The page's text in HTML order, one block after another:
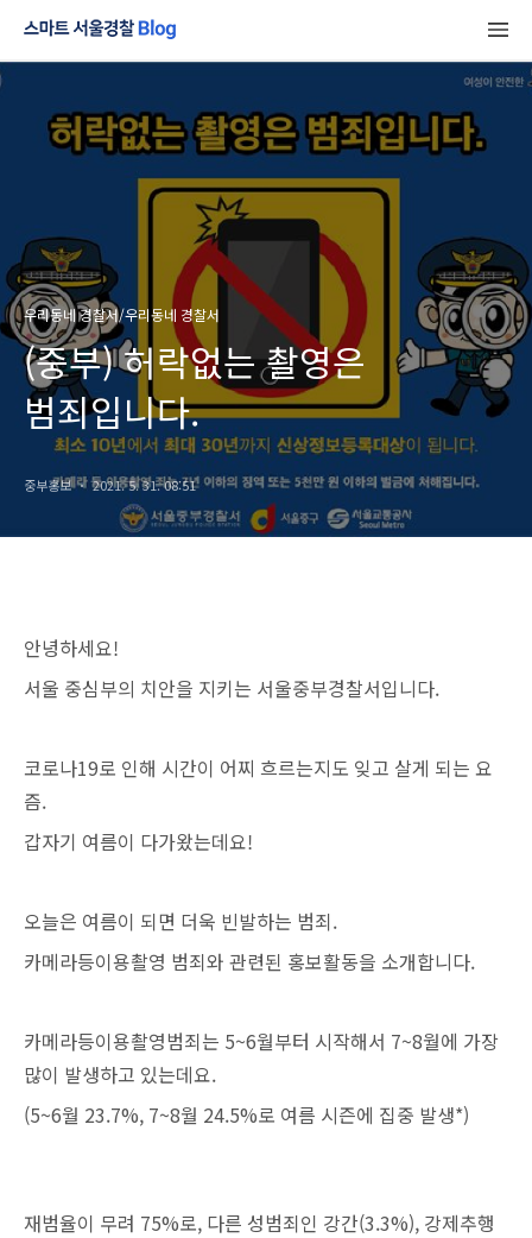
우리동네 경찰서/우리동네 경찰서
(중부) 허락없는 촬영은
범죄입니다.
중부홍보 2021. 5. 31. 08:51
안녕하세요!
서울 중심부의 치안을 지키는 서울중부경찰서입니다.
코로나19로 인해 시간이 어찌 흐르는지도 잊고 살게 되는 요
즘.
갑자기 여름이 다가왔는데요!
오늘은 여름이 되면 더욱 빈발하는 범죄.
카메라등이용촬영 범죄와 관련된 홍보활동을 소개합니다.
카메라등이용촬영범죄는 5~6월부터 시작해서 7~8월에 가장
많이 발생하고 있는데요.
(5~6월 23.7%, 7~8월 24.5%로 여름 시즌에 집중 발생*)
재범율이 무려 75%로, 다른 성범죄인 강간(3.3%), 강제추행